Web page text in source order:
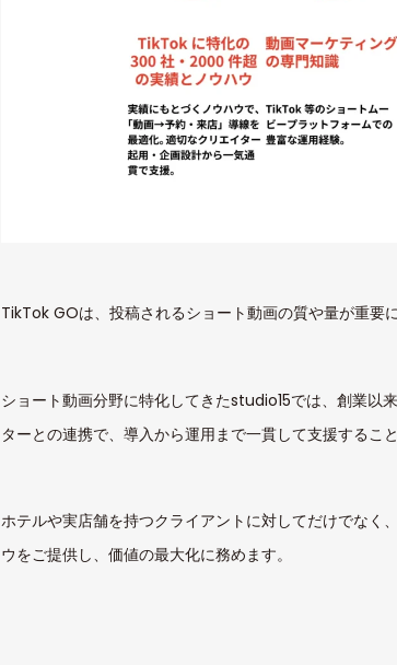
TikTok GOは、投稿されるショート動画の質や量が重要
ショート動画分野に特化してきたstudio15では、創業以
ターとの連携で、導入から運用まで一貫して支援するこ
ホテルや実店舗を持つクライアントに対してだけでな
ウをご提供し、価値の最大化に務めます。